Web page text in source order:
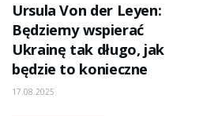
Ursula Von der Leyen:
Będziemy wspierać
Ukrainę tak długo, jak
będzie to konieczne
17.08.2025